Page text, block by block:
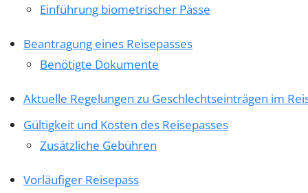
Einführung biometrischer Pässe
Beantragung eines Reisepasses
Benötigte Dokumente
Aktuelle Regelungen zu Geschlechtseinträgen im
Gültigkeit und Kosten des Reisepasses
Zusätzliche Gebühren
Vorläufiger Reisepass